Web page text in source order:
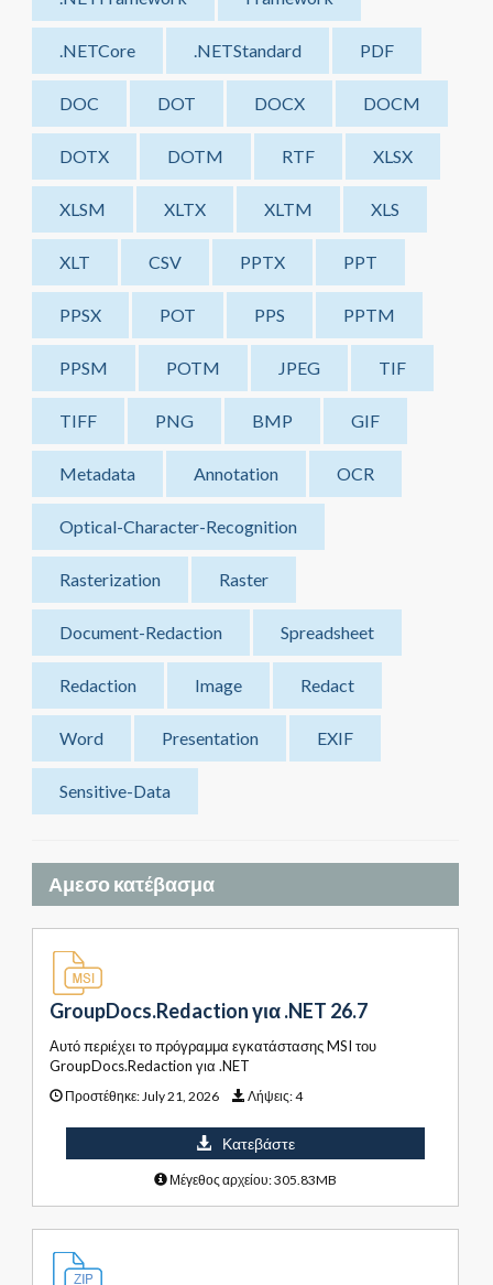
.NETCore .NETStandard PDF
DOC DOT DOCX DOCM
DOTX DOTM RTF XLSX
XLSM XLTX XLTM XLS
XLT CSV PPTX PPT
PPSX POT PPS PPTM
PPSM POTM JPEG TIF
TIFF PNG BMP GIF
Metadata Annotation OCR
Optical-Character-Recognition
Rasterization Raster
Document-Redaction Spreadsheet
Redaction Image Redact
Word Presentation EXIF
Sensitive-Data
Αμεσο κατέβασμα
GroupDocs.Redaction για .NET 26.7
Αυτό περιέχει το πρόγραμμα εγκατάστασης MSI του
GroupDocs.Redaction για .NET
Προστέθηκε:July 21, 2026 Λήψεις:4
Κατεβάστε
Μέγεθος αρχείου: 305.83MB